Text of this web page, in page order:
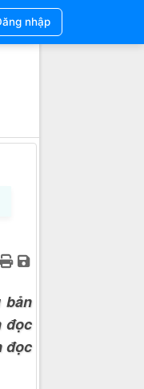
nhập
champa
bản
đọc
đọc